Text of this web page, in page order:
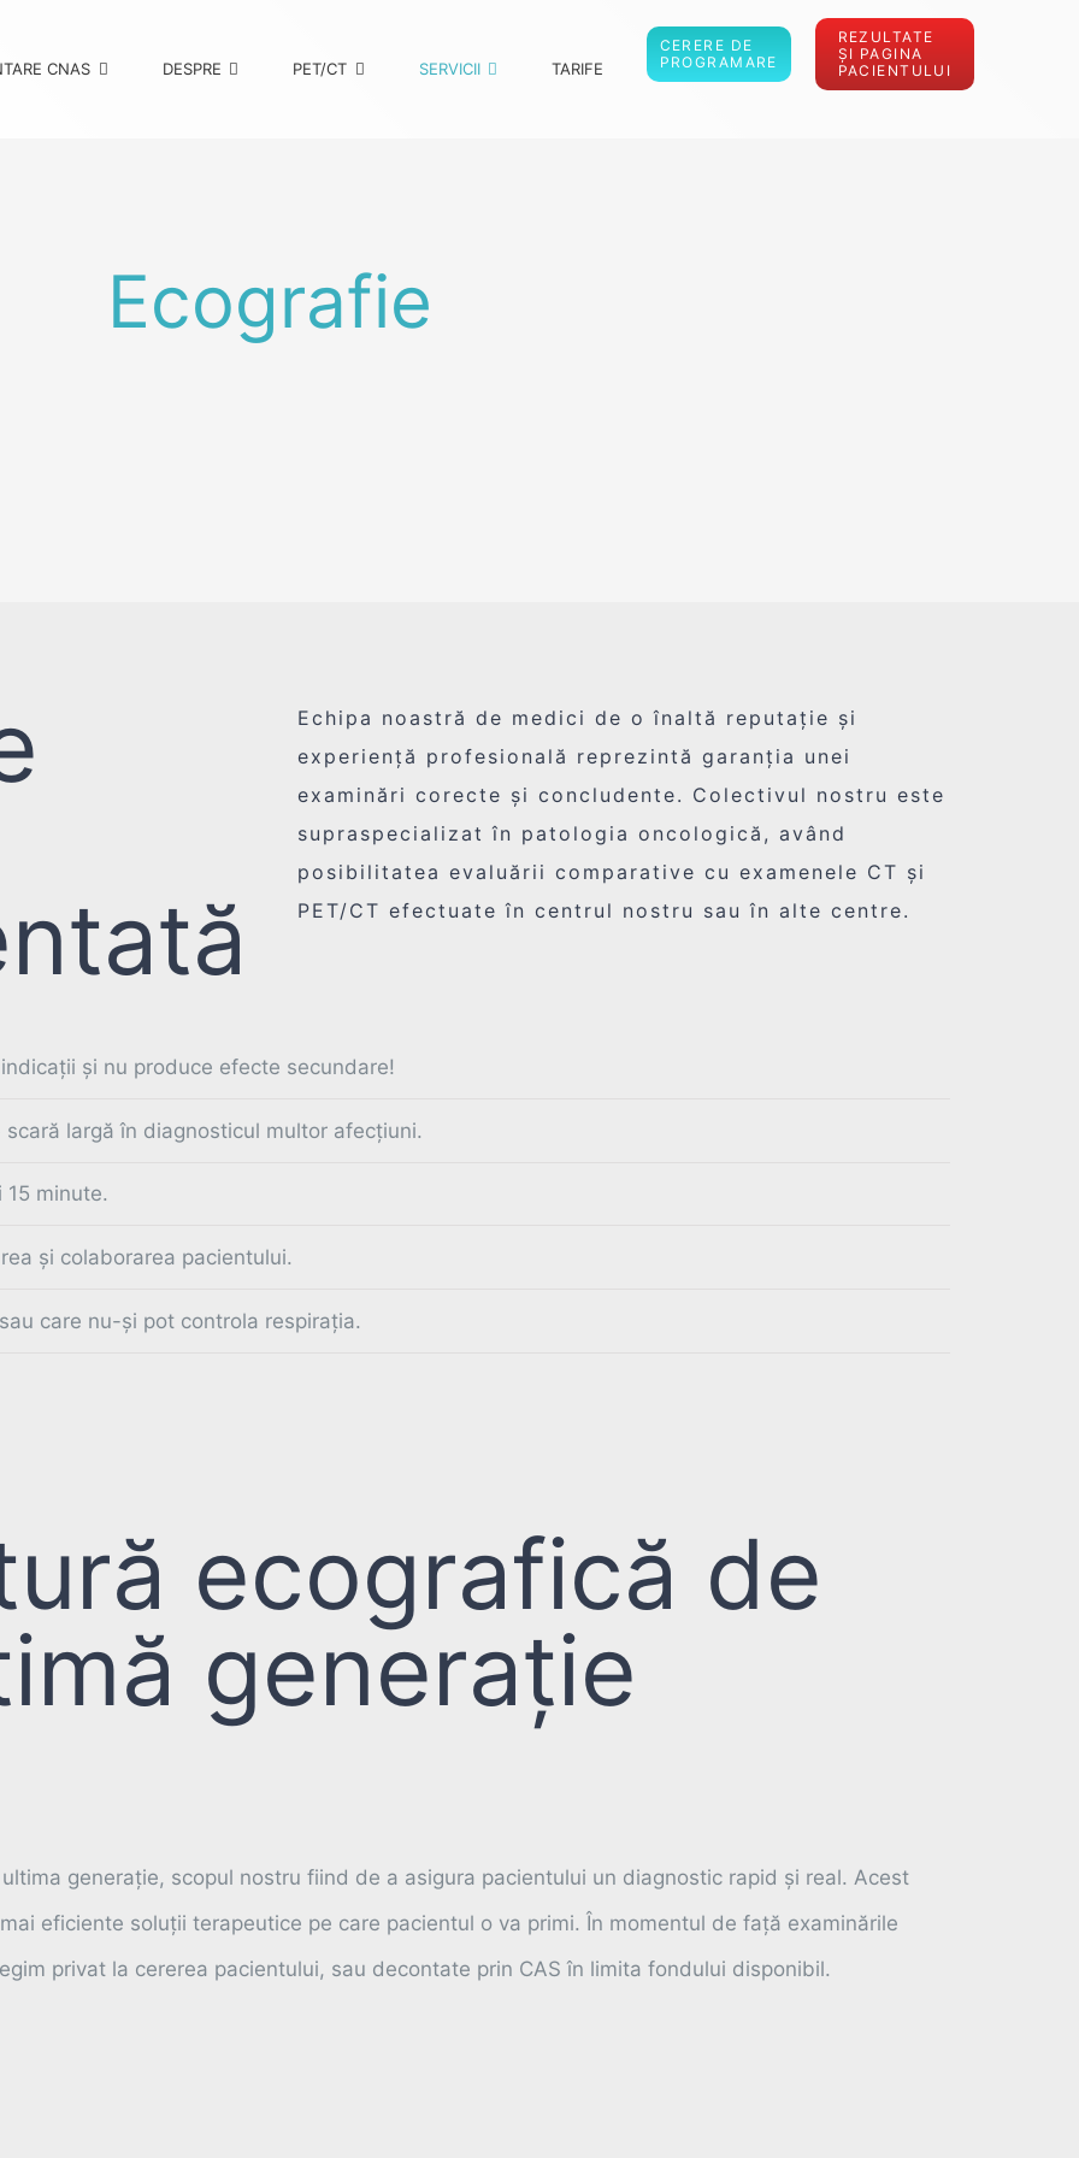
CNAS DESPRE PET/CT SERVICII TARIFE
CERERE DE
PROGRAMARE
REZULTATE
ȘI PAGINA
PACIENTULUI
Ecografie
Echipa noastră de medici de o înaltă reputație și
experiență profesională reprezintă garanția unei
examinări corecte și concludente. Colectivul nostru este
supraspecializat în patologia oncologică, având
posibilitatea evaluării comparative cu examenele CT și
PET/CT efectuate în centrul nostru sau în alte centre.
și nu produce efecte secundare!
largă în diagnosticul multor afecțiuni.
minute.
și colaborarea pacientului.
care nu-și pot controla respirația.
ecografică de
generație
generație, scopul nostru fiind de a asigura pacientului un diagnostic rapid și real. Acest
eficiente soluții terapeutice pe care pacientul o va primi. În momentul de față examinările
privat la cererea pacientului, sau decontate prin CAS în limita fondului disponibil.